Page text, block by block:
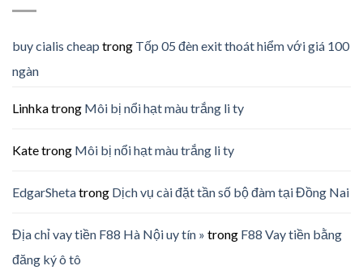
buy cialis cheap trong Tốp 05 đèn exit thoát hiểm với giá 100
ngàn
Linhkatrong Môi bị nổi hạt màu trắng li ty
Katetrong Môi bị nổi hạt màu trắng li ty
EdgarShetatrong Dịch vụ cài đặt tần số bộ đàm tại Đồng Nai
Địa chỉ vay tiền F88 Hà Nội uy tín » trong F88 Vay tiền bằng
đăng ký ô tô